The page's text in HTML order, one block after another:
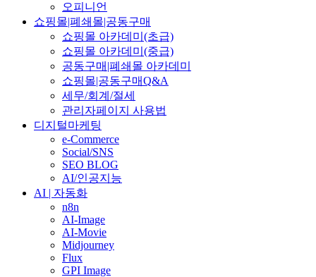
오피니언
쇼핑몰|폐쇄몰|공동구매
쇼핑몰 아카데미(초급)
쇼핑몰 아카데미(중급)
공동구매|폐쇄몰 아카데미
쇼핑몰|공동구매Q&A
세무/회계/절세
관리자페이지 사용법
디지털마케팅
e-Commerce
Social/SNS
SEO BLOG
AI/인공지능
AI | 자동화
n8n
AI-Image
AI-Movie
Midjourney
Flux
GPI Image